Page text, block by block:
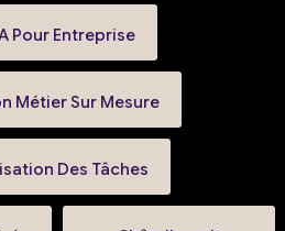
Pour Entreprise
Métier Sur Mesure
Des Tâches